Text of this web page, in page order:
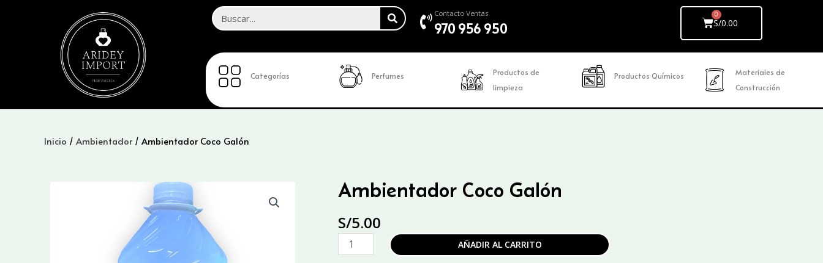
SEARCH Contacto Ventas
970 956 950 S/0.00
Cart
Categorías Perfumes
Productos de
limpieza
Productos Químicos
Materiales de
Construcción
Inicio / Ambientador/ Ambientador Coco Galón
Ambientador Coco Galón
S/5.00
Ambientador
Coco
AÑADIR AL CARRITO